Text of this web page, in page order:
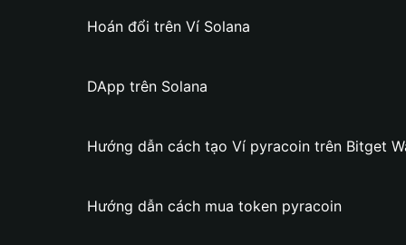
Hoán đổi trên Ví Solana
DApp trên Solana
Hướng dẫn cách tạo Ví pyracoin trên Bitget
Hướng dẫn cách mua token pyracoin